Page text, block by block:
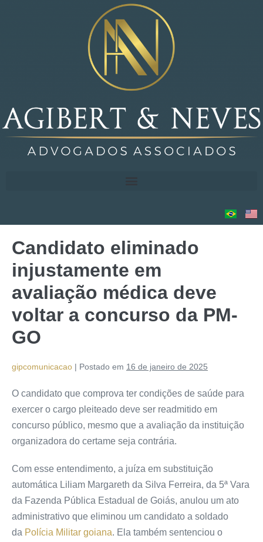
Candidato eliminado
injustamente em
avaliação médica deve
voltar a concurso da PM-
GO
gipcomunicacao | Postado em 16 de janeiro de 2025
O candidato que comprova ter condições de saúde para
exercer o cargo pleiteado deve ser readmitido em
concurso público, mesmo que a avaliação da instituição
organizadora do certame seja contrária.
Com esse entendimento, a juíza em substituição
automática Liliam Margareth da Silva Ferreira, da 5ª Vara
da Fazenda Pública Estadual de Goiás, anulou um ato
administrativo que eliminou um candidato a soldado
da Polícia Militar goiana. Ela também sentenciou o